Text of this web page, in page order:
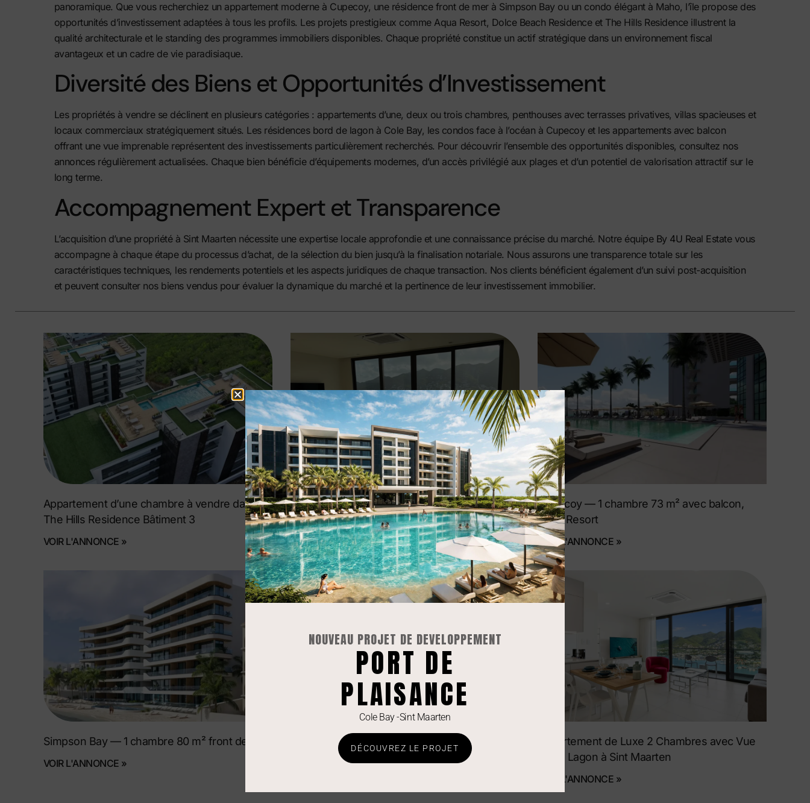
panoramique. Que vous recherchiez un appartement moderne à Cupecoy, une résidence front de mer à Simpson Bay ou un condo élégant à Maho, l’île propose des
opportunités d’investissement adaptées à tous les profils. Les projets prestigieux comme Aqua Resort, Dolce Beach Residence et The Hills Residence illustrent la
qualité architecturale et le standing des programmes immobiliers disponibles. Chaque propriété constitue un actif stratégique dans un environnement fiscal
avantageux et un cadre de vie paradisiaque.
Diversité des Biens et Opportunités d’Investissement
Les propriétés à vendre se déclinent en plusieurs catégories : appartements d’une, deux ou trois chambres, penthouses avec terrasses privatives, villas spacieuses et
locaux commerciaux stratégiquement situés. Les résidences bord de lagon à Cole Bay, les condos face à l’océan à Cupecoy et les appartements avec balcon
offrant une vue imprenable représentent des investissements particulièrement recherchés. Pour découvrir l’ensemble des opportunités disponibles, consultez nos
annoncesrégulièrement actualisées. Chaque bien bénéficie d’équipements modernes, d’un accès privilégié aux plages et d’un potentiel de valorisation attractif sur le
long terme.
Accompagnement Expert et Transparence
L’acquisition d’une propriété à Sint Maarten nécessite une expertise locale approfondie et une connaissance précise du marché. Notre équipe By 4U Real Estatevous
accompagne à chaque étape du processus d’achat, de la sélection du bien jusqu’à la finalisation notariale. Nous assurons une transparence totale sur les
caractéristiques techniques, les rendements potentiels et les aspects juridiques de chaque transaction. Nos clients bénéficient également d’un suivi post-acquisition
et peuvent consulter nos biens venduspour évaluer la dynamique du marché et la pertinence de leur investissement immobilier.
Appartement d’une chambre à vendre dans
The Hills Residence Bâtiment 3
VOIR L'ANNONCE »
A Vendre | D-448: Appartement unique de 2
chambres avec balcon
VOIR L'ANNONCE »
Cupecoy — 1 chambre 73 m² avec balcon,
Aqua Resort
VOIR L'ANNONCE »
Simpson Bay — 1 chambre 80 m² front de mer
VOIR L'ANNONCE »
Dolce Beach Residence — Appartement Neuf
1 Chambre, 80 m²
Appartement de Luxe 2 Chambres avec Vue
sur le Lagon à Sint Maarten
VOIR L'ANNONCE »
NOUVEAU PROJET DE DEVELOPPEMENT
PORT DE
PLAISANCE
Cole Bay -Sint Maarten
DÉCOUVREZ LE PROJET